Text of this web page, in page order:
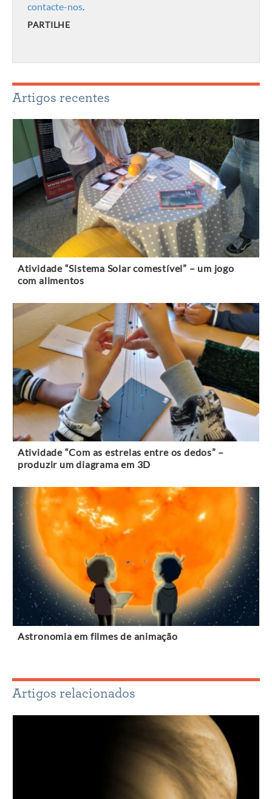
contacte-nos.
PARTILHE
Artigos recentes
Atividade “Sistema Solar comestível” – um jogo
com alimentos
Atividade “Com as estrelas entre os dedos” –
produzir um diagrama em 3D
Astronomia em filmes de animação
Artigos relacionados